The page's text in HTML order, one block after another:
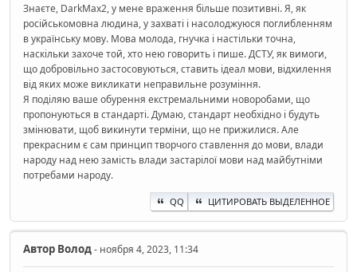
Знаєте, DarkMax2, у мене враження більше позитивні. Я, як
російськомовна людина, у захваті і насолоджуюся поглибленням
в українську мову. Мова молода, гнучка і настільки точна,
наскільки захоче той, хто нею говорить і пише. ДСТУ, як вимоги,
що добровільно застосовуються, ставить ідеал мови, відхилення
від яких може викликати неправильне розуміння.
Я поділяю ваше обурення екстремальними новоробами, що
пропонуються в стандарті. Думаю, стандарт необхідно і будуть
змінювати, щоб викинути терміни, що не прижилися. Але
прекрасним є сам принцип творчого ставлення до мови, влади
народу над нею замість влади застарілої мови над майбутніми
потребами народу.
QQ ЦИТИРОВАТЬ ВЫДЕЛЕННОЕ
Автор Волод- ноября 4, 2023, 11:34